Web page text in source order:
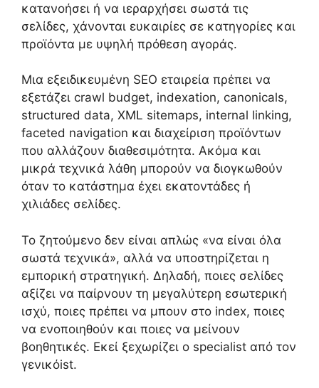
κατανοήσει ή να ιεραρχήσει σωστά τις
σελίδες, χάνονται ευκαιρίες σε κατηγορίες και
προϊόντα με υψηλή πρόθεση αγοράς.
Μια εξειδικευμένη SEO εταιρεία πρέπει να
εξετάζει crawl budget, indexation, canonicals,
structured data, XML sitemaps, internal linking,
faceted navigation και διαχείριση προϊόντων
που αλλάζουν διαθεσιμότητα. Ακόμα και
μικρά τεχνικά λάθη μπορούν να διογκωθούν
όταν το κατάστημα έχει εκατοντάδες ή
χιλιάδες σελίδες.
Το ζητούμενο δεν είναι απλώς «να είναι όλα
σωστά τεχνικά», αλλά να υποστηρίζεται η
εμπορική στρατηγική. Δηλαδή, ποιες σελίδες
αξίζει να παίρνουν τη μεγαλύτερη εσωτερική
ισχύ, ποιες πρέπει να μπουν στο index, ποιες
να ενοποιηθούν και ποιες να μείνουν
βοηθητικές. Εκεί ξεχωρίζει ο specialist από τον
γενικόist.